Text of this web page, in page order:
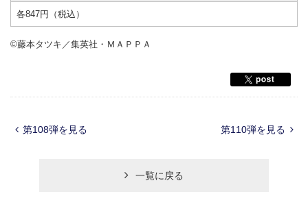
各847円（税込）
©藤本タツキ／集英社・ＭＡＰＰＡ
第108弾を見る
一覧に戻る
第110弾を見る